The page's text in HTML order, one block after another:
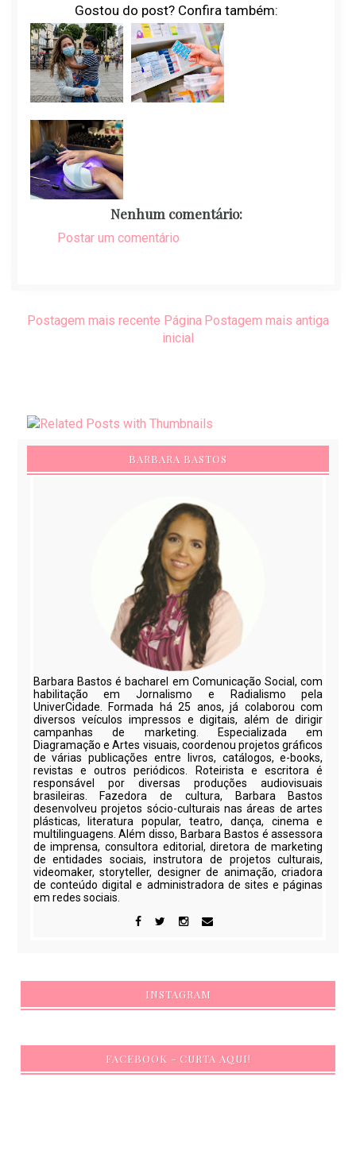
Gostou do post? Confira também:
Nenhum comentário:
Postar um comentário
Postagem mais recente Postagem mais antiga
Página
inicial
BARBARA BASTOS
Barbara Bastos é bacharel em Comunicação Social, com
habilitação em Jornalismo e Radialismo pela
UniverCidade. Formada há 25 anos, já colaborou com
diversos veículos impressos e digitais, além de dirigir
campanhas de marketing. Especializada em
Diagramação e Artes visuais, coordenou projetos gráficos
de várias publicações entre livros, catálogos, e-books,
revistas e outros periódicos. Roteirista e escritora é
responsável por diversas produções audiovisuais
brasileiras. Fazedora de cultura, Barbara Bastos
desenvolveu projetos sócio-culturais nas áreas de artes
plásticas, literatura popular, teatro, dança, cinema e
multilinguagens. Além disso, Barbara Bastos é assessora
de imprensa, consultora editorial, diretora de marketing
de entidades sociais, instrutora de projetos culturais,
videomaker, storyteller, designer de animação, criadora
de conteúdo digital e administradora de sites e páginas
em redes sociais.
INSTAGRAM
FACEBOOK - CURTA AQUI!